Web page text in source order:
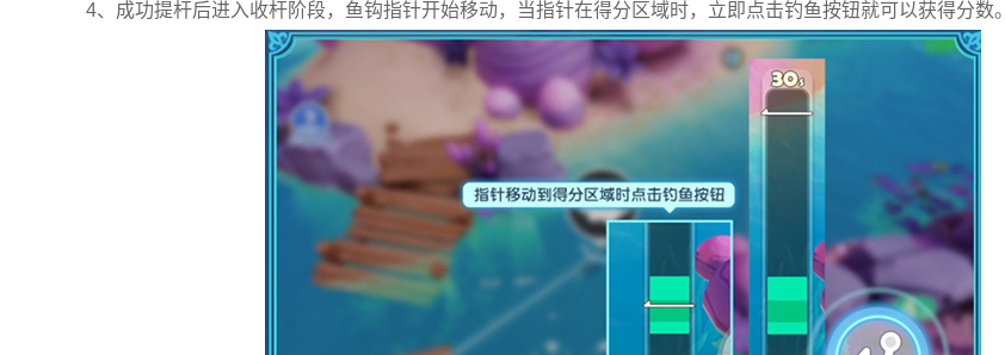
4、成功提杆后进入收杆阶段，鱼钩指针开始移动，当指针在得分区域时，立即点击钓鱼按钮就可以获得分数。